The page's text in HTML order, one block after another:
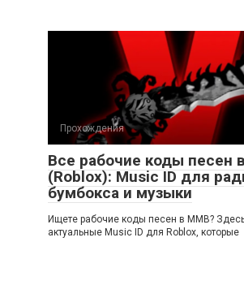
Прохождения
Все рабочие коды песен
(Roblox): Music ID для
бумбокса и музыки
Ищете рабочие коды песен в ММВ?
актуальные Music ID для Roblox, которые